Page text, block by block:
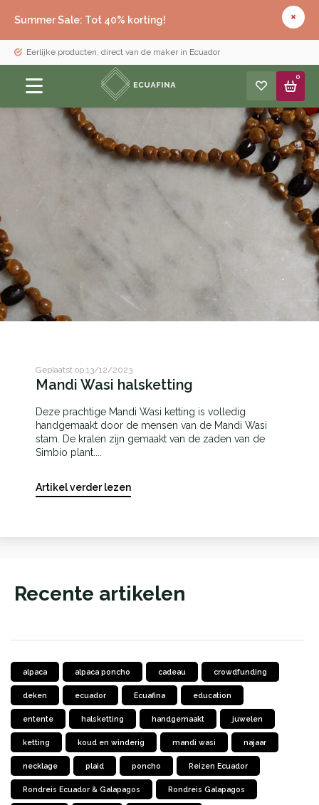
Summer Sale: Tot 40% korting!
Eerlijke producten, direct van de maker in Ecuador
0
Geplaatst op 13/12/2023
Mandi Wasi halsketting
Deze prachtige Mandi Wasi ketting is volledig
handgemaakt door de mensen van de Mandi Wasi
stam. De kralen zijn gemaakt van de zaden van de
Simbio plant....
Artikel verder lezen
Recente artikelen
alpaca alpaca poncho cadeau crowdfunding
deken ecuador Ecuafina education
entente halsketting handgemaakt juwelen
ketting koud en winderig mandi wasi najaar
necklage plaid poncho Reizen Ecuador
Rondreis Ecuador & Galapagos Rondreis Galapagos